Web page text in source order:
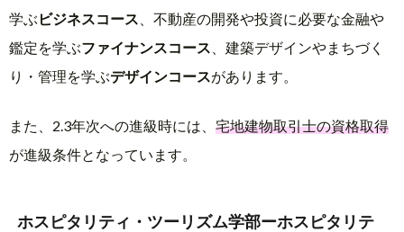
学ぶ ビジネスコース 、不動産の開発や投資に必要な金融や
鑑定を学ぶファイナンスコース 、建築デザインやまちづく
り・管理を学ぶデザインコースがあります。
また、2.3年次への進級時には、 宅地建物取引士の資格取得
が進級条件となっています。
ホスピタリティ・ツーリズム学部ーホスピタリテ